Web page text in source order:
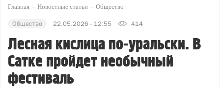
Главная Новостные статьи Общество
Общество 22.05.2026 - 12:55 414
Лесная кислица по-уральски. В
Сатке пройдет необычный
фестиваль